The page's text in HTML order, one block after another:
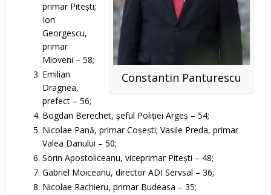
Constantin Panturescu
primar Piteşti;
Ion
Georgescu,
primar
Mioveni – 58;
Emilian
Dragnea,
prefect – 56;
Bogdan Berechet, şeful Poliţiei Argeş – 54;
Nicolae Pană, primar Coşeşti; Vasile Preda, primar
Valea Danului – 50;
Sorin Apostoliceanu, viceprimar Piteşti – 48;
Gabriel Moiceanu, director ADI Servsal – 36;
Nicolae Rachieru, primar Budeasa – 35;